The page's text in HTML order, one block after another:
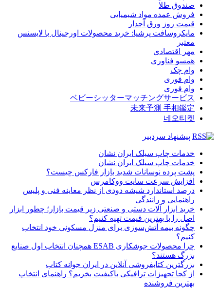
صندوق طلا
فروش عمده مواد شیمیایی
قیمت روز ورق آجدار
مایکروسافت پرشیا: خرید محصولات اورجینال با لایسنس
معتبر
مهر اقتصادی
همسو فناوری
وام چک
وام فوری
وام فوری
ベビーシッターマッチングサービス
未来予測 手相鑑定
네오티켓
پیشنهاد سردبیر
خدمات چاپ سیلک ایران نشان
خدمات چاپ سیلک ایران نشان
پشت پرده نوسانات شدید بازار فارکس چیست؟
افزایش سرعت سایت ووکامرس
درصد استاندارد شیشه دودی از نظر معاینه فنی و پلیس
راهنمایی و رانندگی
خرید ابزار آلات دستی و صنعتی زیر قیمت بازار؛ چطور ابزار
اصل را با بهترین قیمت تهیه کنیم؟
چگونه بیمه آتش‌سوزی برای منزل مسکونی خود انتخاب
کنیم؟
چرا محصولات جوشکاری ESAB همچنان انتخاب اول صنایع
بزرگ هستند؟
بزرگترین کتابفروشی آنلاین در ایران جوانه کتاب
از کجا تجهیزات ترافیکی باکیفیت بخریم؟ راهنمای انتخاب
بهترین فروشنده